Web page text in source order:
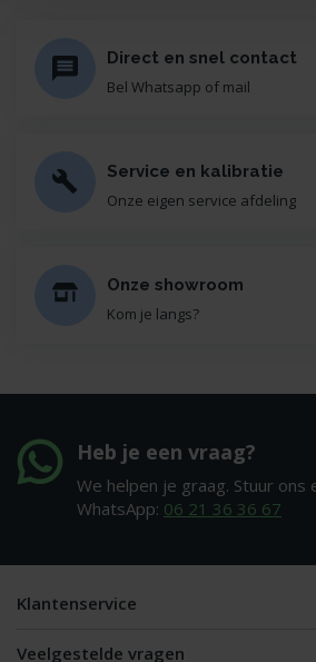
Direct en snel contact
Bel Whatsapp of mail
Service en kalibratie
Onze eigen service afdeling
Onze showroom
Kom je langs?
Heb je een vraag?
We helpen je graag. Stuur ons
WhatsApp: 06 21 36 36 67
Klantenservice
Veelgestelde vragen